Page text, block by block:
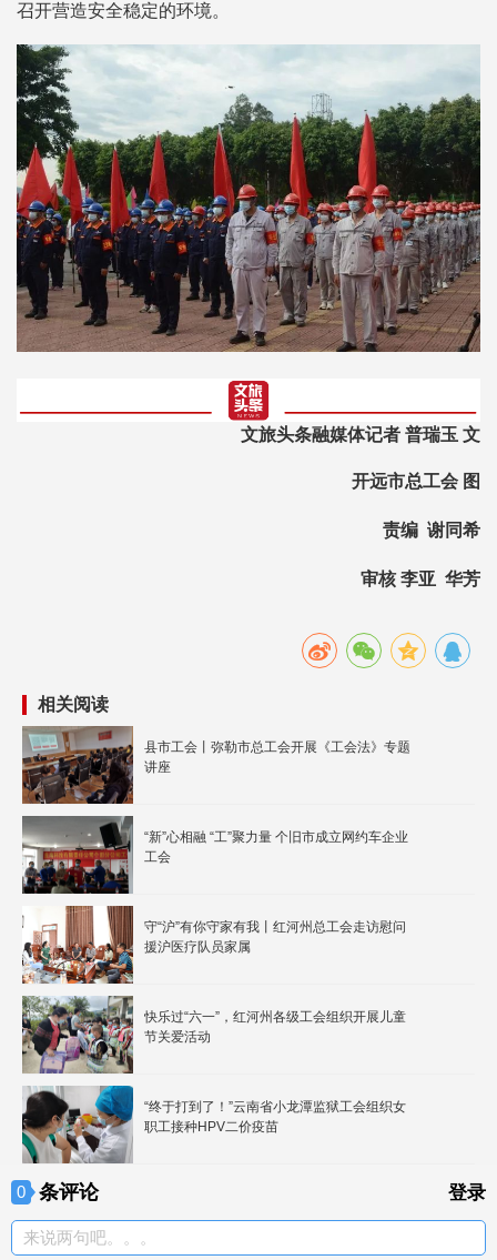
召开营造安全稳定的环境。
文旅头条融媒体记者 普瑞玉 文
开远市总工会 图
责编 谢同希
审核 李亚 华芳
相关阅读
县市工会丨弥勒市总工会开展《工会法》专题
讲座
“新”心相融 “工”聚力量 个旧市成立网约车企业
工会
守“沪”有你守家有我丨红河州总工会走访慰问
援沪医疗队员家属
快乐过“六一”，红河州各级工会组织开展儿童
节关爱活动
“终于打到了！”云南省小龙潭监狱工会组织女
职工接种HPV二价疫苗
0 条评论 登录
来说两句吧。。。